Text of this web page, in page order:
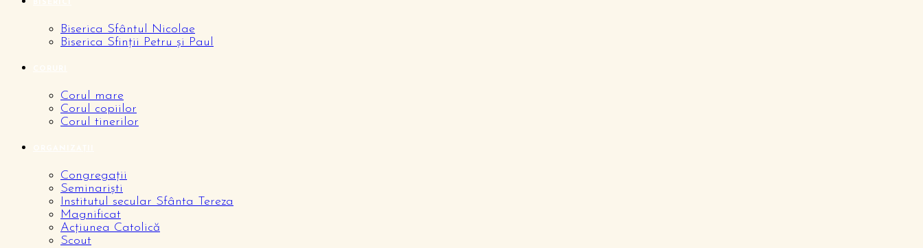
Biserica Sfântul Nicolae
Biserica Sfinții Petru și Paul
Corul mare
Corul copiilor
Corul tinerilor
Congregații
Seminariști
Institutul secular Sfânta Tereza
Magnificat
Acțiunea Catolică
Scout